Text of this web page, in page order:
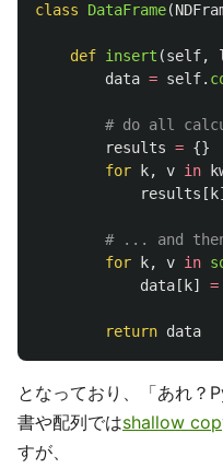
class
DataFrame(
def insert (self,
data = self.
results = {}
for
k, v in
results [ k]
for
k, v in
data [ k] =
return data
となっており、「あれ？
書や配列ではshallow
すが、